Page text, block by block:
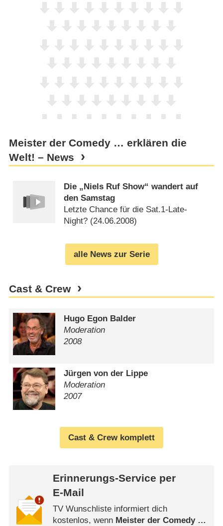
Meister der Comedy … erklären die
Welt! – News
Die „Niels Ruf Show“ wandert auf
den Samstag
Letzte Chance für die Sat.1-Late-
Night? (24.06.2008)
alle News zur Serie
Cast & Crew
Hugo Egon Balder
Moderation
2008
Jürgen von der Lippe
Moderation
2007
Cast & Crew komplett
Erinnerungs-Service per
E-Mail
TV Wunschliste informiert dich
kostenlos, wenn Meister der Comedy …